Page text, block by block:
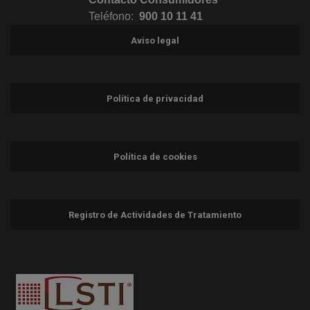
Teléfono: 900 10 11 41
Aviso legal
Política de privacidad
Política de cookies
Registro de Actividades de Tratamiento